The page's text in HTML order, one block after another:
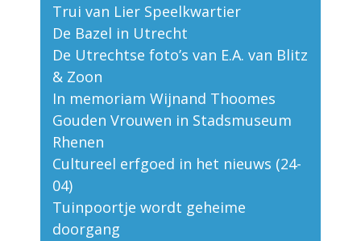
Trui van Lier Speelkwartier
De Bazel in Utrecht
De Utrechtse foto’s van E.A. van Blitz
& Zoon
In memoriam Wijnand Thoomes
Gouden Vrouwen in Stadsmuseum
Rhenen
Cultureel erfgoed in het nieuws (24-
04)
Tuinpoortje wordt geheime
doorgang